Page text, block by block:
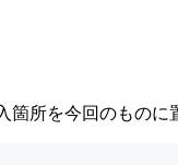
箇所を今回のものに